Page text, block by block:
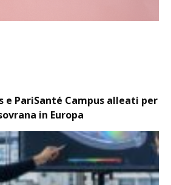
e PariSanté Campus alleati per
in Europa